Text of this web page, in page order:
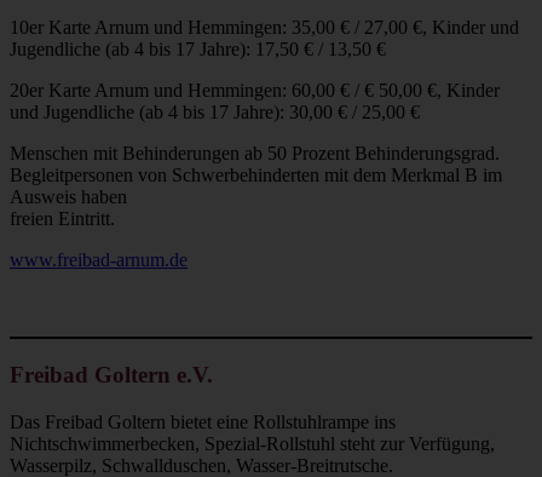
10er Karte Arnum und Hemmingen: 35,00 € / 27,00 €, Kinder und
Jugendliche (ab 4 bis 17 Jahre): 17,50 € / 13,50 €
20er Karte Arnum und Hemmingen: 60,00 € / € 50,00 €, Kinder
und Jugendliche (ab 4 bis 17 Jahre): 30,00 € / 25,00 €
Menschen mit Behinderungen ab 50 Prozent Behinderungsgrad.
Begleitpersonen von Schwerbehinderten mit dem Merkmal B im
Ausweis haben
freien Eintritt.
www.freibad-arnum.de
Freibad Goltern e.V.
Das Freibad Goltern bietet eine Rollstuhlrampe ins
Nichtschwimmerbecken, Spezial-Rollstuhl steht zur Verfügung,
Wasserpilz, Schwallduschen, Wasser-Breitrutsche.